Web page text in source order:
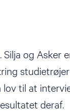
og Asker
til at
deraf.